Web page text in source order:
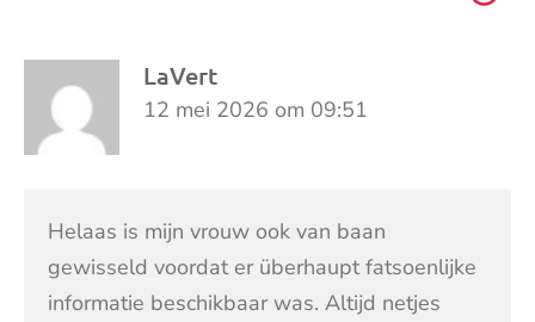
LaVert
12 mei 2026 om 09:51
Helaas is mijn vrouw ook van baan
gewisseld voordat er überhaupt fatsoenlijke
informatie beschikbaar was. Altijd netjes